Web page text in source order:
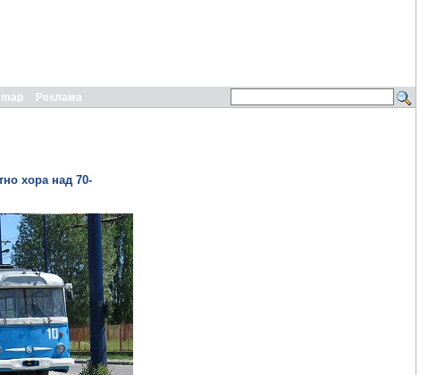
Реклама
хора над 70-